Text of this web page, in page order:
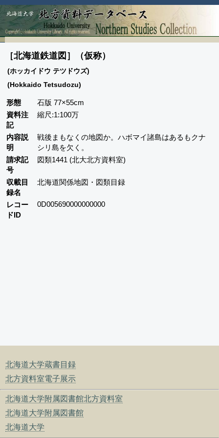
北海道大学蔵書目録
北方資料室電子展示
北海道大学附属図書館北方資料室
北海道大学附属図書館
北海道大学
［北海道鉄道図］（仮称）
(ホッカイドウ テツドウズ)
(Hokkaido Tetsudozu)
形態
石版 77×55cm
資料注
記
縮尺:1:100万
内容説
明
戦後まもなくの地図か。ハボマイ諸島はあるもクナ
シリ島を欠く。
請求記
号
図類1441 (北大北方資料室)
収載目
録名
北海道関係地図・図類目録
レコー
ドID
0D005690000000000